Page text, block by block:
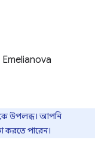
উপলব্ধ। আপনি
করতে পারেন।